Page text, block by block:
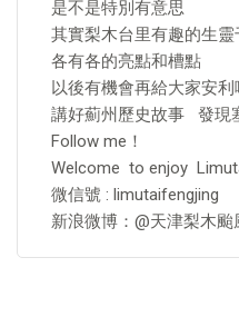
是不是特別有意思
其實梨木台里有趣的生靈
各有各的亮點和槽點
以後有機會再給大家安利
講好薊州歷史故事 發現
Follow me！
Welcome to enjoy
微信號 : limutaifengjing
新浪微博：@天津梨木颱